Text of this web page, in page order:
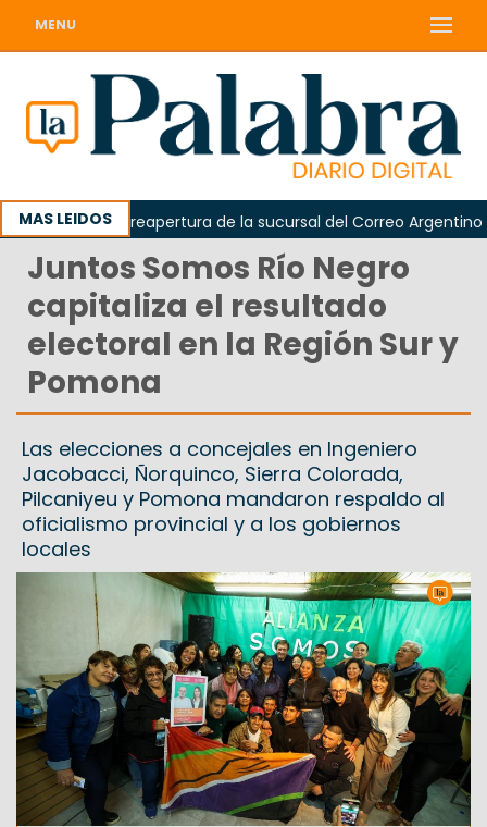
MENU
MAS LEIDOS
la reapertura de la sucursal del Correo Argentino en
Juntos Somos Río Negro
capitaliza el resultado
electoral en la Región Sur y
Pomona
Las elecciones a concejales en Ingeniero
Jacobacci, Ñorquinco, Sierra Colorada,
Pilcaniyeu y Pomona mandaron respaldo al
oficialismo provincial y a los gobiernos
locales